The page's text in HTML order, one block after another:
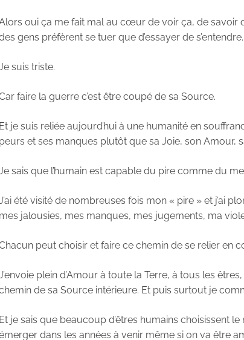
oui ça me fait mal au cœur de voir ça, de savoir
gens préfèrent se tuer que d’essayer de s’entendre.
suis triste.
faire la guerre c’est être coupé de sa Source.
Et je suis reliée aujourd’hui à une humanité en
peurs et ses manques plutôt que sa Joie, son Amour,
sais que l’humain est capable du pire comme du
été visité de nombreuses fois mon « pire » et j’ai
mes jalousies, mes manques, mes jugements, ma
peut choisir et faire ce chemin de se relier en
plein d’Amour à toute la Terre, à tous les
de sa Source intérieure. Et puis surtout je
Et je sais que beaucoup d’êtres humains choisissent le
dans les années à venir même si on va être